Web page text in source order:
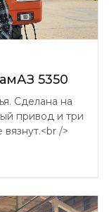
5350
Сделана на
привод и три
/>